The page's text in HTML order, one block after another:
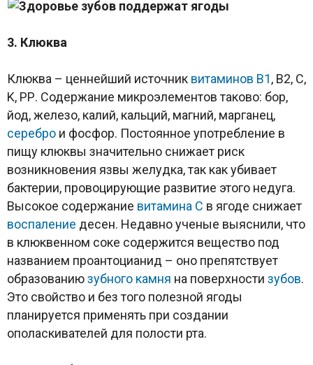
3. Клюква
Клюква – ценнейший источник витаминов B1, B2, C,
K, РР. Содержание микроэлементов таково: бор,
йод, железо, калий, кальций, магний, марганец,
серебро и фосфор. Постоянное употребление в
пищу клюквы значительно снижает риск
возникновения язвы желудка, так как убивает
бактерии, провоцирующие развитие этого недуга.
Высокое содержание витамина С в ягоде снижает
воспаление десен. Недавно ученые выяснили, что
в клюквенном соке содержится вещество под
названием проантоцианид – оно препятствует
образованиюзубного камня на поверхности зубов.
Это свойство и без того полезной ягоды
планируется применять при создании
ополаскивателей для полости рта.